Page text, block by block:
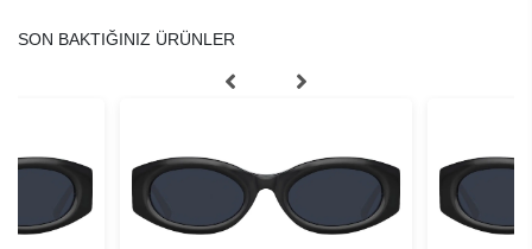
SON BAKTIĞINIZ ÜRÜNLER